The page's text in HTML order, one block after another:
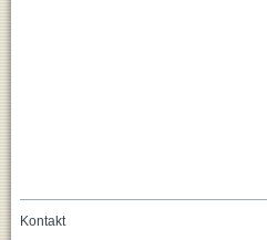
Kontakt